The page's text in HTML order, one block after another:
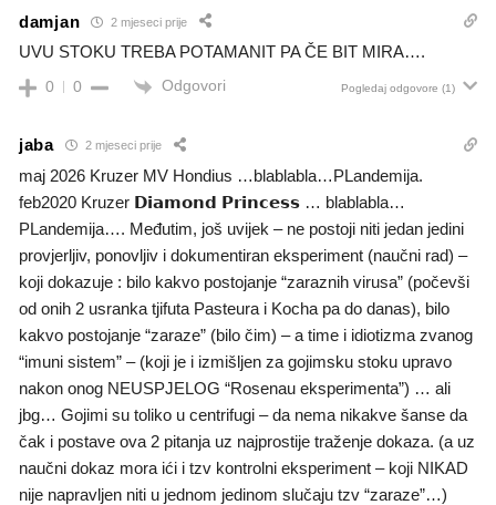
damjan 2 mjeseci prije
UVU STOKU TREBA POTAMANIT PA ČE BIT MIRA….
0 0 Odgovori Pogledaj odgovore (1)
jaba 2 mjeseci prije
maj 2026 Kruzer MV Hondius …blablabla…PLandemija.
feb2020 Kruzer 𝗗𝗶𝗮𝗺𝗼𝗻𝗱 𝗣𝗿𝗶𝗻𝗰𝗲𝘀𝘀 … blablabla…
PLandemija…. Međutim, još uvijek – ne postoji niti jedan jedini
provjerljiv, ponovljiv i dokumentiran eksperiment (naučni rad) –
koji dokazuje : bilo kakvo postojanje “zaraznih virusa” (počevši
od onih 2 usranka tjifuta Pasteura i Kocha pa do danas), bilo
kakvo postojanje “zaraze” (bilo čim) – a time i idiotizma zvanog
“imuni sistem” – (koji je i izmišljen za gojimsku stoku upravo
nakon onog NEUSPJELOG “Rosenau eksperimenta”) … ali
jbg… Gojimi su toliko u centrifugi – da nema nikakve šanse da
čak i postave ova 2 pitanja uz najprostije traženje dokaza. (a uz
naučni dokaz mora ići i tzv kontrolni eksperiment – koji NIKAD
nije napravljen niti u jednom jedinom slučaju tzv “zaraze”…)